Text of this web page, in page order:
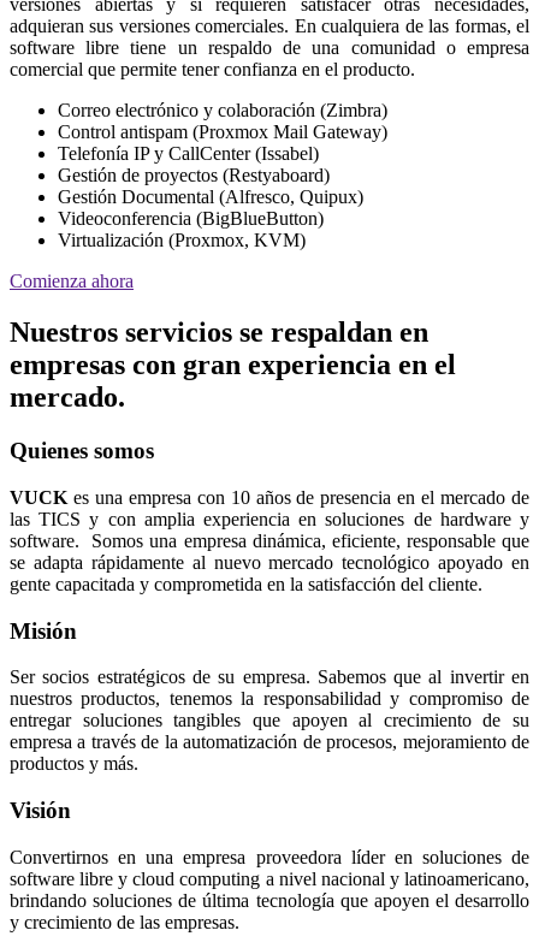
versiones abiertas y si requieren satisfacer otras necesidades,
adquieran sus versiones comerciales. En cualquiera de las formas, el
software libre tiene un respaldo de una comunidad o empresa
comercial que permite tener confianza en el producto.
Correo electrónico y colaboración (Zimbra)
Control antispam (Proxmox Mail Gateway)
Telefonía IP y CallCenter (Issabel)
Gestión de proyectos (Restyaboard)
Gestión Documental (Alfresco, Quipux)
Videoconferencia (BigBlueButton)
Virtualización (Proxmox, KVM)
Comienza ahora
Nuestros servicios se respaldan en
empresas con gran experiencia en el
mercado.
Quienes somos
VUCK es una empresa con 10 años de presencia en el mercado de
las TICS y con amplia experiencia en soluciones de hardware y
software. Somos una empresa dinámica, eficiente, responsable que
se adapta rápidamente al nuevo mercado tecnológico apoyado en
gente capacitada y comprometida en la satisfacción del cliente.
Misión
Ser socios estratégicos de su empresa. Sabemos que al invertir en
nuestros productos, tenemos la responsabilidad y compromiso de
entregar soluciones tangibles que apoyen al crecimiento de su
empresa a través de la automatización de procesos, mejoramiento de
productos y más.
Visión
Convertirnos en una empresa proveedora líder en soluciones de
software libre y cloud computing a nivel nacional y latinoamericano,
brindando soluciones de última tecnología que apoyen el desarrollo
y crecimiento de las empresas.